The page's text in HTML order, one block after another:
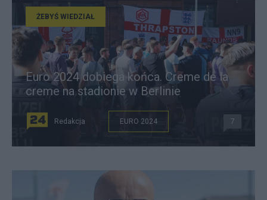
ŻEBYŚ WIEDZIAŁ
Euro 2024 dobiega końca. Creme de la
creme na stadionie w Berlinie
Redakcja EURO 2024 7